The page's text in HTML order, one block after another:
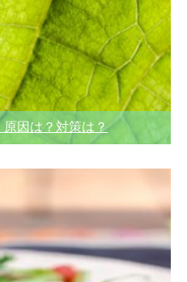
原因は？対策は？